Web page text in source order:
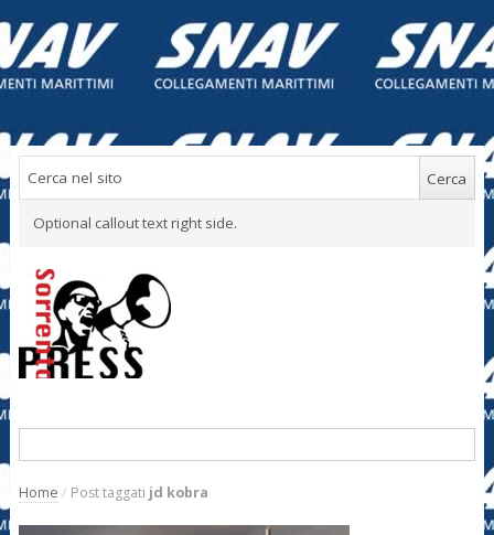
Optional callout text right side.
Home / Post taggati jd kobra